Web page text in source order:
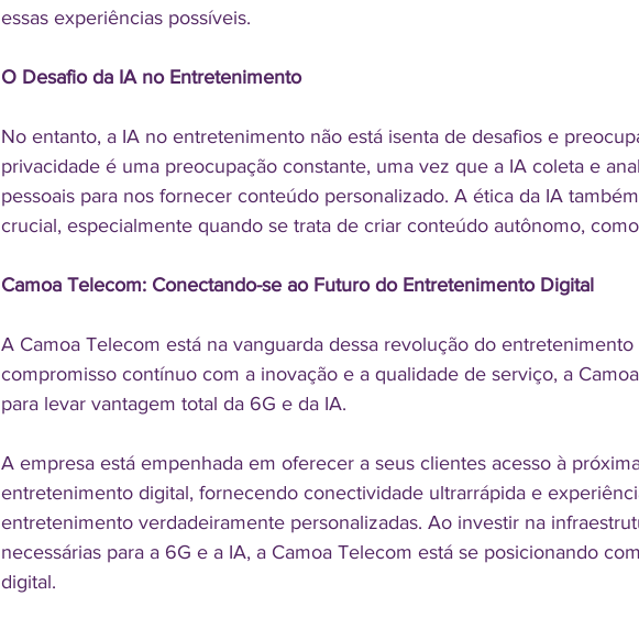
essas experiências possíveis.
O Desafio da IA no Entretenimento
No entanto, a IA no entretenimento não está isenta de desafios e
privacidade é uma preocupação constante, uma vez que a IA coleta e
pessoais para nos fornecer conteúdo personalizado. A ética da IA
crucial, especialmente quando se trata de criar conteúdo autônomo,
Camoa Telecom: Conectando-se ao Futuro do Entretenimento Digital
A Camoa Telecom está na vanguarda dessa revolução do
compromisso contínuo com a inovação e a qualidade de serviço, a
para levar vantagem total da 6G e da IA.
A empresa está empenhada em oferecer a seus clientes acesso à
entretenimento digital, fornecendo conectividade ultrarrápida e
entretenimento verdadeiramente personalizadas. Ao investir na
necessárias para a 6G e a IA, a Camoa Telecom está se posicionando
digital.